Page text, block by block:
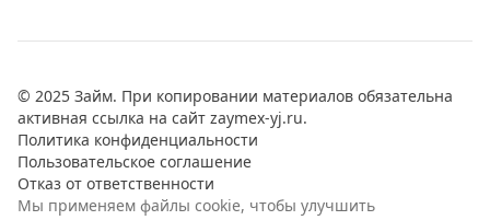
© 2025 Займ. При копировании материалов обязательна
активная ссылка на сайт zaymex-yj.ru.
Политика конфиденциальности
Пользовательское соглашение
Отказ от ответственности
Мы применяем файлы cookie, чтобы улучшить